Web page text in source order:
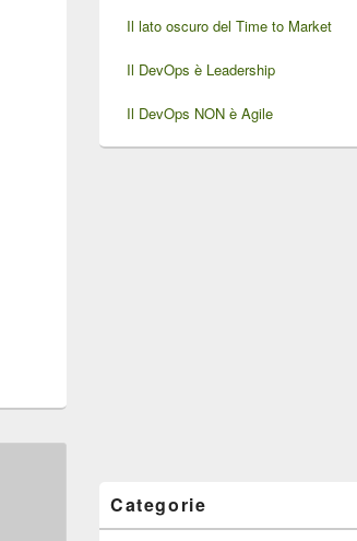
Il lato oscuro del Time to Market
Il DevOps è Leadership
Il DevOps NON è Agile
Categorie